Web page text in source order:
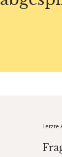
Letzte